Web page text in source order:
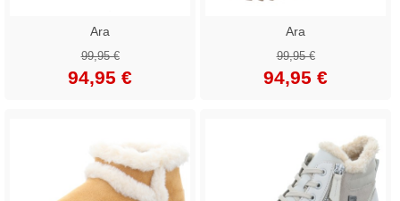
Ara
99,95 €
94,95 €
Ara
99,95 €
94,95 €